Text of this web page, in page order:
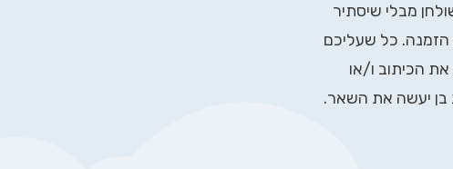
מבלי שיסתיר
הזמנה. כל שעליכם
הכיתוב ו/או
בן יעשה את השאר.